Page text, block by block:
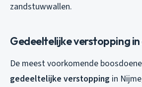
zandstuwwallen.
Gedeeltelijke verstopping
De meest voorkomende
gedeeltelijke verstopping in